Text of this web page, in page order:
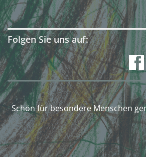
Folgen Sie uns auf:
Schön für besondere Menschen